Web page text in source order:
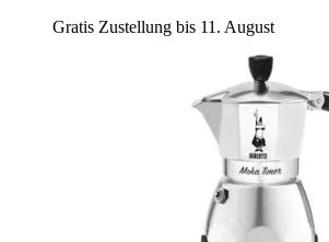
Gratis Zustellung bis 11. August